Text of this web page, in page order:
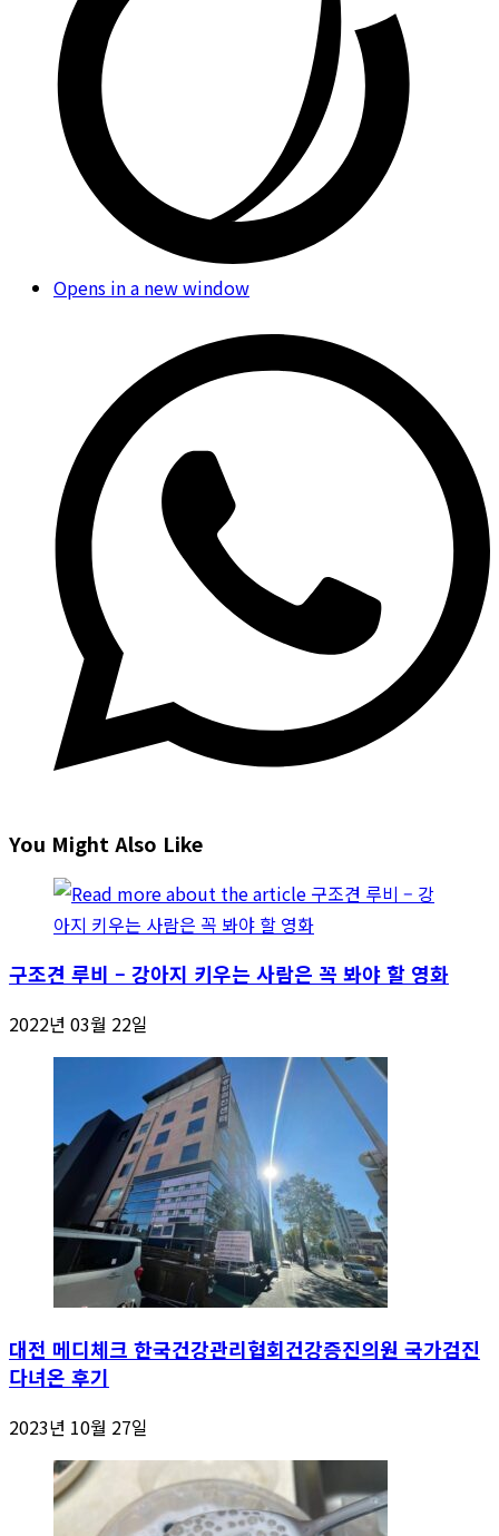
Opens in a new window
You Might Also Like
구조견 루비 – 강아지 키우는 사람은 꼭 봐야 할 영화
2022년 03월 22일
대전 메디체크 한국건강관리협회건강증진의원 국가검진
다녀온 후기
2023년 10월 27일